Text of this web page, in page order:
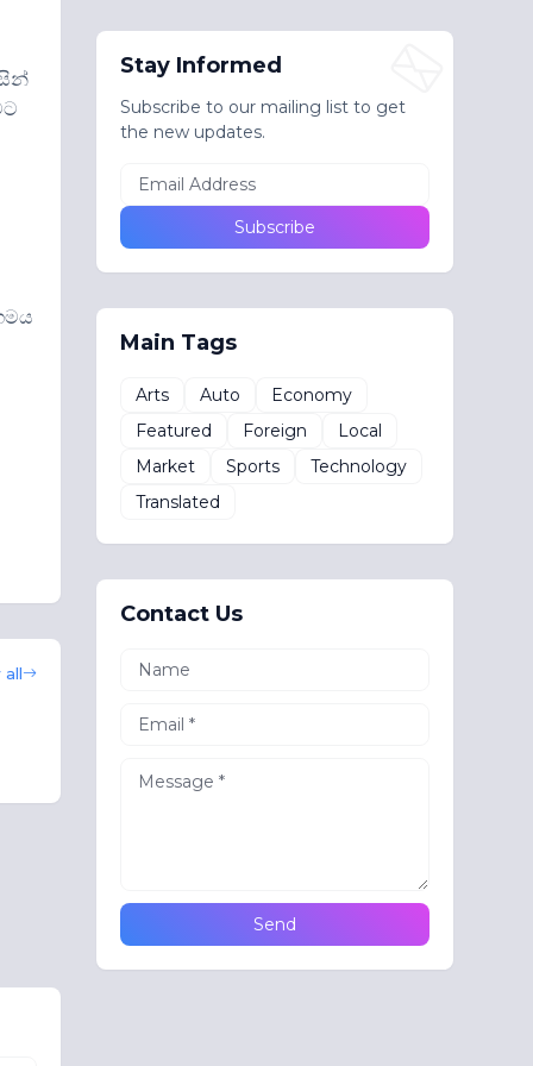
all
Stay Informed
Subscribe to our mailing list to get
the new updates.
Main Tags
Arts Auto
Economy
Featured
Foreign
Local
Market
Sports
Technology
Translated
Contact Us